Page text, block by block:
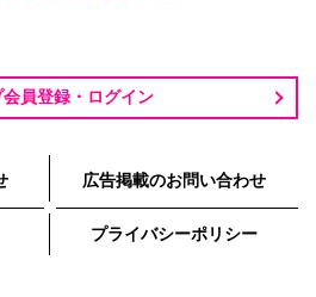
員登録・ログイン
広告掲載のお問い合わせ
プライバシーポリシー